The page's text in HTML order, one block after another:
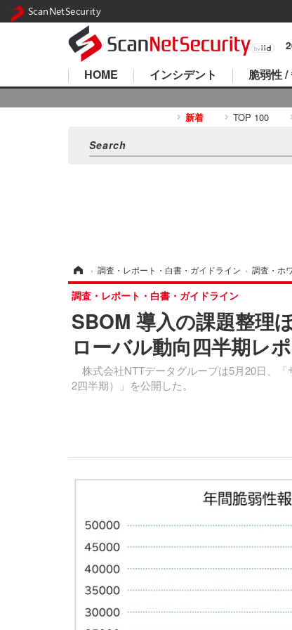
HOME インシデント 脆弱性 /
新着 TOP 100
› 調査・レポート・白書・ガイドライン › 調査・ホ
SBOM 導入の課題整理
ローバル動向四半期レ
株式会社NTTデータグループは5月20日、
2四半期）」を公開した。
調査・レポート・白書・ガイドライン
ScanNetSecurity